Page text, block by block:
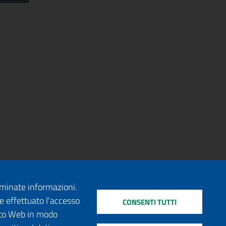
informazioni.
effettuato l'accesso
Web in modo
CONSENTI TUTTI